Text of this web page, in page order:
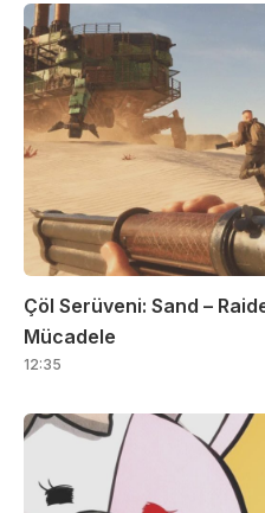
Çöl Serüveni: Sand –
Mücadele
12:35